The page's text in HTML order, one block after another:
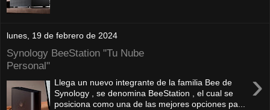
lunes, 19 de febrero de 2024
Synology BeeStation "Tu Nube
Personal"
›
Llega un nuevo integrante de la familia Bee de
Synology , se denomina BeeStation , el cual se
posiciona como una de las mejores opciones pa...